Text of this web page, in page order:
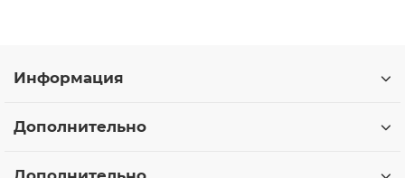
Информация
Дополнительно